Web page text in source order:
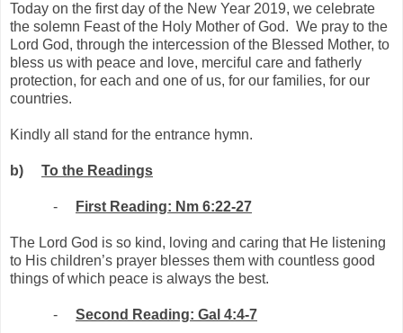
Today on the first day of the New Year 2019, we celebrate
the solemn Feast of the Holy Mother of God. We pray to the
Lord God, through the intercession of the Blessed Mother, to
bless us with peace and love, merciful care and fatherly
protection, for each and one of us, for our families, for our
countries.
Kindly all stand for the entrance hymn.
b) To the Readings
- First Reading: Nm 6:22-27
The Lord God is so kind, loving and caring that He listening
to His children’s prayer blesses them with countless good
things of which peace is always the best.
- Second Reading: Gal 4:4-7